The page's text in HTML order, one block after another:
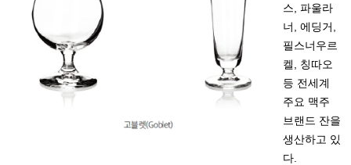
스, 파울라
너, 에딩거,
필스너우르
켈, 칭따오
등 전세계
주요 맥주
브랜드 잔을
생산하고 있
다.